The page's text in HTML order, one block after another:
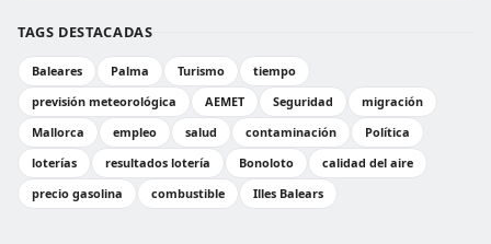
TAGS DESTACADAS
Baleares Palma Turismo
tiempo
previsión meteorológica
AEMET Seguridad
migración
Mallorca
empleo salud contaminación
Política
loterías
resultados lotería Bonoloto
calidad del aire
precio gasolina
combustible Illes Balears